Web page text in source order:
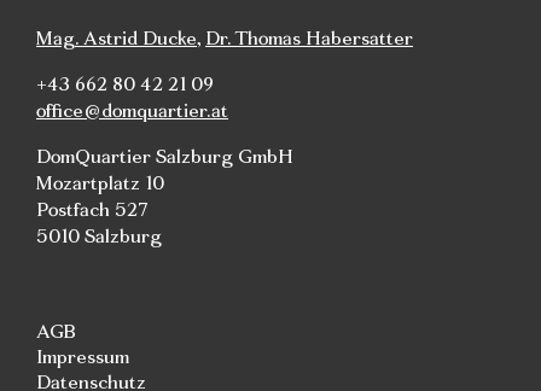
Mag. Astrid Ducke, Dr. Thomas Habersatter
+43 662 80 42 21 09
office@domquartier.at
DomQuartier Salzburg GmbH
Mozartplatz 10
Postfach 527
5010 Salzburg
AGB
Impressum
Datenschutz